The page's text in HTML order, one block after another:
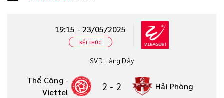
19:15 - 23/05/2025
KẾT THÚC
SVĐ Hàng Đẫy
Thể Công -
Viettel
2 - 2 Hải Phòng